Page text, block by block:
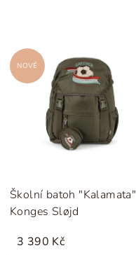
NOVÉ
Školní batoh "Kalamata"
Konges Sløjd
3 390 Kč